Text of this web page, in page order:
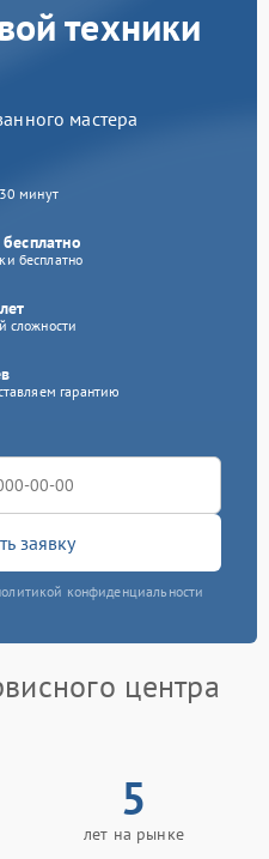
техники
мастера
минут
бесплатно
сложности
гарантию
заявку
конфиденциальности
центра
5
лет на рынке